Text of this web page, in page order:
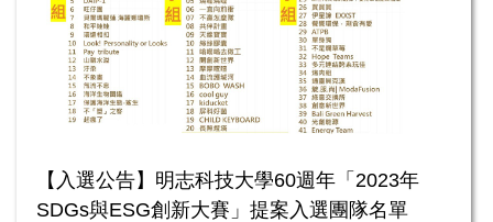
【入選公告】明志科技大學60週年「2023年
SDGs與ESG創新大賽」提案入選團隊名單